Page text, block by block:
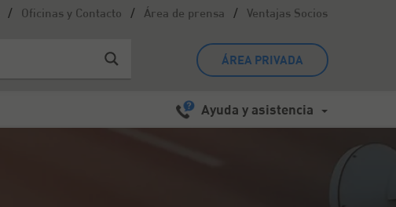
/ Oficinas y Contacto / Área de prensa / Ventajas Socios
ÁREA PRIVADA
Ayuda y asistencia